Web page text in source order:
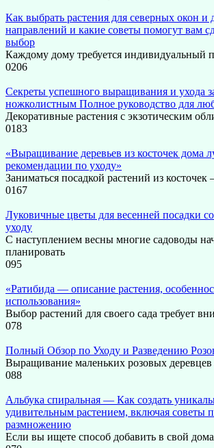
Как выбрать растения для северных окон и
направлений и какие советы помогут вам
выбор
Каждому дому требуется индивидуальный
0206
Секреты успешного выращивания и ухода
ножколистным Полное руководство для
Декоративные растения с экзотическим
0183
«Выращивание деревьев из косточек дома
рекомендации по уходу»
Заниматься посадкой растений из косточек
0167
Луковичные цветы для весенней посадки
уходу
С наступлением весны многие садоводы
планировать
095
«Ратибида — описание растения,
использования»
Выбор растений для своего сада требует
078
Полный Обзор по Уходу и Разведению
Выращивание маленьких розовых
088
Альбука спиральная — Как создать
удивительным растением, включая советы
размножению
Если вы ищете способ добавить в свой